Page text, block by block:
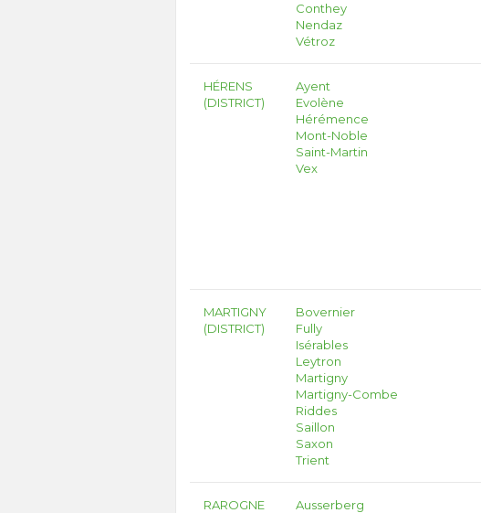
Conthey
Nendaz
Vétroz
HÉRENS
(DISTRICT)
Ayent
Evolène
Hérémence
Mont-Noble
Saint-Martin
Vex
MARTIGNY
(DISTRICT)
Bovernier
Fully
Isérables
Leytron
Martigny
Martigny-Combe
Riddes
Saillon
Saxon
Trient
RAROGNE
Ausserberg